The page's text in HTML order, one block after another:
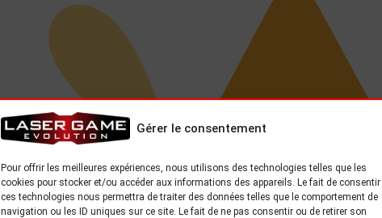
Gérer le consentement
Pour offrir les meilleures expériences, nous utilisons des technologies telles que les
cookies pour stocker et/ou accéder aux informations des appareils. Le fait de consentir
ces technologies nous permettra de traiter des données telles que le comportement de
navigation ou les ID uniques sur ce site. Le fait de ne pas consentir ou de retirer son